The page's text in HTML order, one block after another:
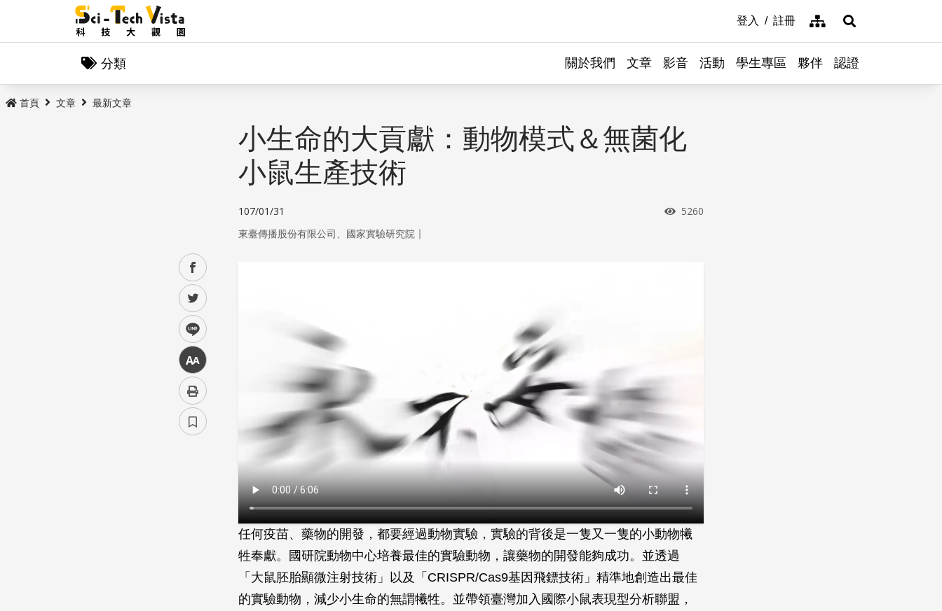
登入 註冊 網站導覽展開搜尋
分類 關於我們 文章 影音 活動 學生專區 夥伴 認證
首頁 文章 最新文章
facebook
twitter
line
中
小生命的大貢獻：動物模式＆無菌化
小鼠生產技術
107/01/31 瀏覽次數
5260
東臺傳播股份有限公司、國家實驗研究院 ｜
任何疫苗、藥物的開發，都要經過動物實驗，實驗的背後是一隻又一隻的小動物犧
牲奉獻。國研院動物中心培養最佳的實驗動物，讓藥物的開發能夠成功。並透過
「大鼠胚胎顯微注射技術」以及「CRISPR/Cas9基因飛鏢技術」精準地創造出最佳
的實驗動物，減少小生命的無謂犧牲。並帶領臺灣加入國際小鼠表現型分析聯盟，